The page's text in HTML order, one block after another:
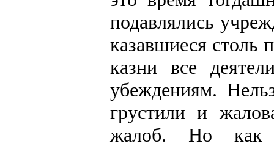
подавлялись
казавшиеся столь
казни все
убеждениям.
грустили и
жалоб. Но как